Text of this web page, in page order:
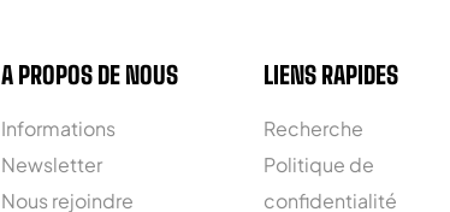
A PROPOS DE NOUS
Informations
Newsletter
Nous rejoindre
LIENS RAPIDES
Recherche
Politique de
confidentialité